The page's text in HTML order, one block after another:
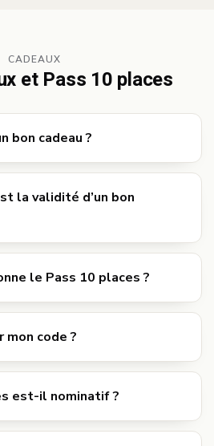
CADEAUX
et Pass 10 places
bon cadeau ?
la validité d’un bon
le Pass 10 places ?
code ?
est-il nominatif ?